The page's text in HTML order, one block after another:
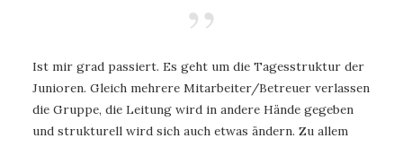
Ist mir grad passiert. Es geht um die Tagesstruktur der
Junioren. Gleich mehrere Mitarbeiter/Betreuer verlassen
die Gruppe, die Leitung wird in andere Hände gegeben
und strukturell wird sich auch etwas ändern. Zu allem